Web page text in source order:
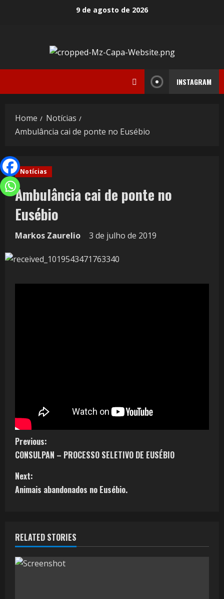
9 de agosto de 2026
INSTAGRAM
Home
Notícias
Ambulância cai de ponte no Eusébio
Notícias
Ambulância cai de ponte no
Eusébio
Markos Zaurelio 3 de julho de 2019
Previous:
CONSULPAN – PROCESSO SELETIVO DE EUSÉBIO
Next:
Animais abandonados no Eusébio.
RELATED STORIES